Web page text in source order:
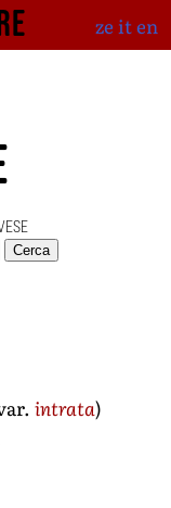
ze iten
Cerca
intrata)